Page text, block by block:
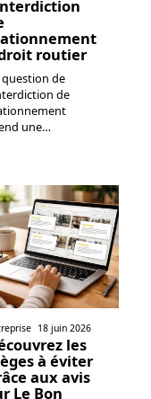
routier
question de
de
une…
18 juin 2026
les
à éviter
aux avis
Le Bon